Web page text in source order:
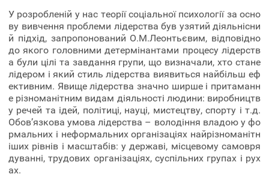
У розробленій у нас теорії соціальної психології за осно
ву вивчення проблеми лідерства був узятий діяльнісни
й підхід, запропонований О.М.Леонтьєвим, відповідно
до якого головними детермінантами процесу лідерств
а були цілі та завдання групи, що визначали, хто стане
лідером і який стиль лідерства виявиться найбільш еф
ективним. Явище лідерства значно ширше і притаманн
е різноманітним видам діяльності людини: виробництв
у речей та ідей, політиці, науці, мистецтву, спорту і т.д.
Обов’язкова умова лідерства – володіння владою у фо
рмальних і неформальних організаціях найрізноманітн
іших рівнів і масштабів: у державі, місцевому самовря
дуванні, трудових організаціях, суспільних групах і рух
ах.